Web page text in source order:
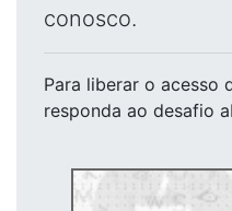
conosco.
Para liberar o acesso
responda ao desafio